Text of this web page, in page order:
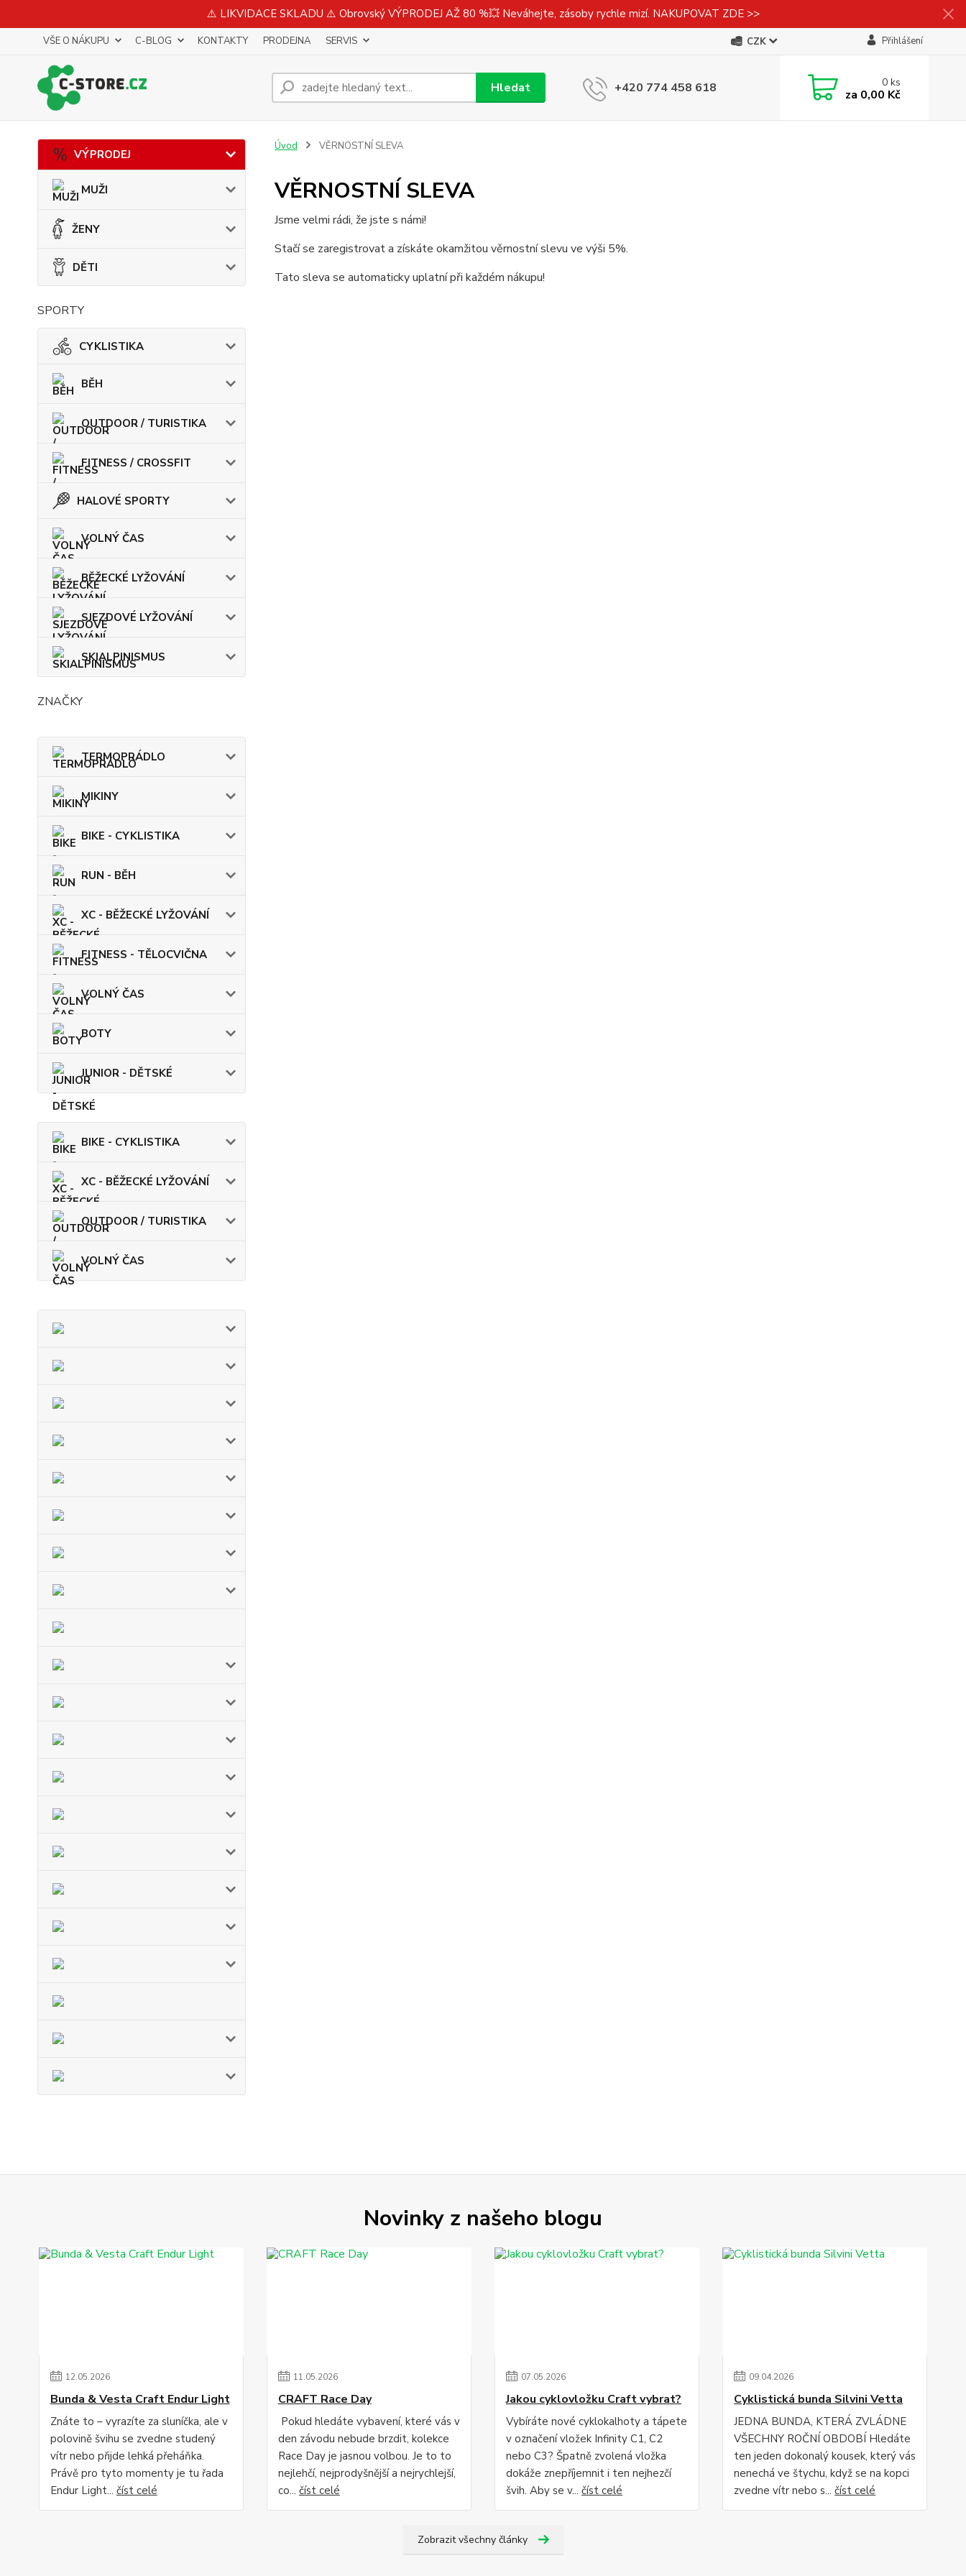
⚠️ LIKVIDACE SKLADU ⚠️ Obrovský VÝPRODEJ AŽ 80 %💥 Neváhejte, zásoby rychle mizí. NAKUPOVAT ZDE >>
VŠE O NÁKUPU C-BLOG KONTAKTY PRODEJNA SERVIS CZK Přihlášení
Hledat +420 774 458 618 0ks
za 0,00 Kč
VÝPRODEJ
MUŽI
ŽENY
DĚTI
SPORTY
CYKLISTIKA
BĚH
OUTDOOR / TURISTIKA
FITNESS / CROSSFIT
HALOVÉ SPORTY
VOLNÝ ČAS
BĚŽECKÉ LYŽOVÁNÍ
SJEZDOVÉ LYŽOVÁNÍ
SKIALPINISMUS
ZNAČKY
TERMOPRÁDLO
MIKINY
BIKE - CYKLISTIKA
RUN - BĚH
XC - BĚŽECKÉ LYŽOVÁNÍ
FITNESS - TĚLOCVIČNA
VOLNÝ ČAS
BOTY
JUNIOR - DĚTSKÉ
BIKE - CYKLISTIKA
XC - BĚŽECKÉ LYŽOVÁNÍ
OUTDOOR / TURISTIKA
VOLNÝ ČAS
Úvod VĚRNOSTNÍ SLEVA
VĚRNOSTNÍ SLEVA
Jsme velmi rádi, že jste s námi!
Stačí se zaregistrovat a získáte okamžitou věrnostní slevu ve výši 5%.
Tato sleva se automaticky uplatní při každém nákupu!
Novinky z našeho blogu
12.05.2026
Bunda & Vesta Craft Endur Light
Znáte to – vyrazíte za sluníčka, ale v
polovině švihu se zvedne studený
vítr nebo přijde lehká přeháňka.
Právě pro tyto momenty je tu řada
Endur Light... číst celé
11.05.2026
CRAFT Race Day
Pokud hledáte vybavení, které vás v
den závodu nebude brzdit, kolekce
Race Day je jasnou volbou. Je to to
nejlehčí, nejprodyšnější a nejrychlejší,
co... číst celé
07.05.2026
Jakou cyklovložku Craft vybrat?
Vybíráte nové cyklokalhoty a tápete
v označení vložek Infinity C1, C2
nebo C3? Špatně zvolená vložka
dokáže znepříjemnit i ten nejhezčí
švih. Aby se v... číst celé
09.04.2026
Cyklistická bunda Silvini Vetta
JEDNA BUNDA, KTERÁ ZVLÁDNE
VŠECHNY ROČNÍ OBDOBÍ Hledáte
ten jeden dokonalý kousek, který vás
nenechá ve štychu, když se na kopci
zvedne vítr nebo s...číst celé
Zobrazit všechny články